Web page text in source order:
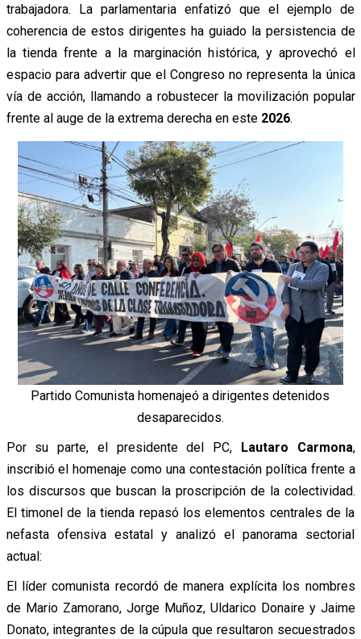
trabajadora. La parlamentaria enfatizó que el ejemplo de
coherencia de estos dirigentes ha guiado la persistencia de
la tienda frente a la marginación histórica, y aprovechó el
espacio para advertir que el Congreso no representa la única
vía de acción, llamando a robustecer la movilización popular
frente al auge de la extrema derecha en este 2026.
Partido Comunista homenajeó a dirigentes detenidos
desaparecidos.
Por su parte, el presidente del PC, Lautaro Carmona,
inscribió el homenaje como una contestación política frente a
los discursos que buscan la proscripción de la colectividad.
El timonel de la tienda repasó los elementos centrales de la
nefasta ofensiva estatal y analizó el panorama sectorial
actual:
El líder comunista recordó de manera explícita los nombres
de Mario Zamorano, Jorge Muñoz, Uldarico Donaire y Jaime
Donato, integrantes de la cúpula que resultaron secuestrados